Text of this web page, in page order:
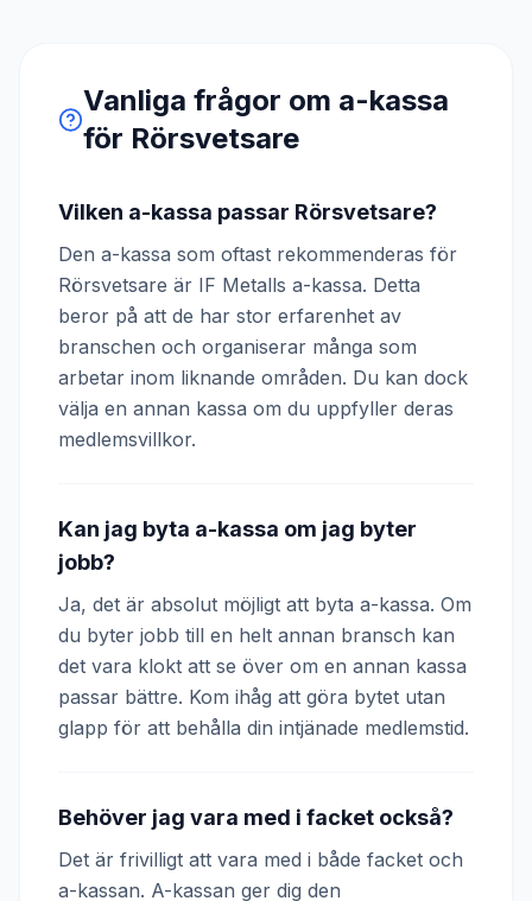
Vanliga frågor om a-kassa
för Rörsvetsare
Vilken a-kassa passar Rörsvetsare?
Den a-kassa som oftast rekommenderas för
Rörsvetsare är IF Metalls a-kassa. Detta
beror på att de har stor erfarenhet av
branschen och organiserar många som
arbetar inom liknande områden. Du kan dock
välja en annan kassa om du uppfyller deras
medlemsvillkor.
Kan jag byta a-kassa om jag byter
jobb?
Ja, det är absolut möjligt att byta a-kassa. Om
du byter jobb till en helt annan bransch kan
det vara klokt att se över om en annan kassa
passar bättre. Kom ihåg att göra bytet utan
glapp för att behålla din intjänade medlemstid.
Behöver jag vara med i facket också?
Det är frivilligt att vara med i både facket och
a-kassan. A-kassan ger dig den